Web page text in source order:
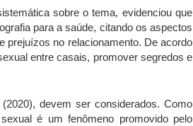
sobre o tema, evidenciou que
para a saúde, citando os aspectos
prejuízos no relacionamento. De acordo
entre casais, promover segredos e
devem ser considerados. Como
é um fenômeno promovido pelo